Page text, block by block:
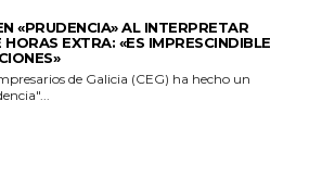
«PRUDENCIA» AL INTERPRETAR
EXTRA: «ES IMPRESCINDIBLE
de Galicia (CEG) ha hecho un